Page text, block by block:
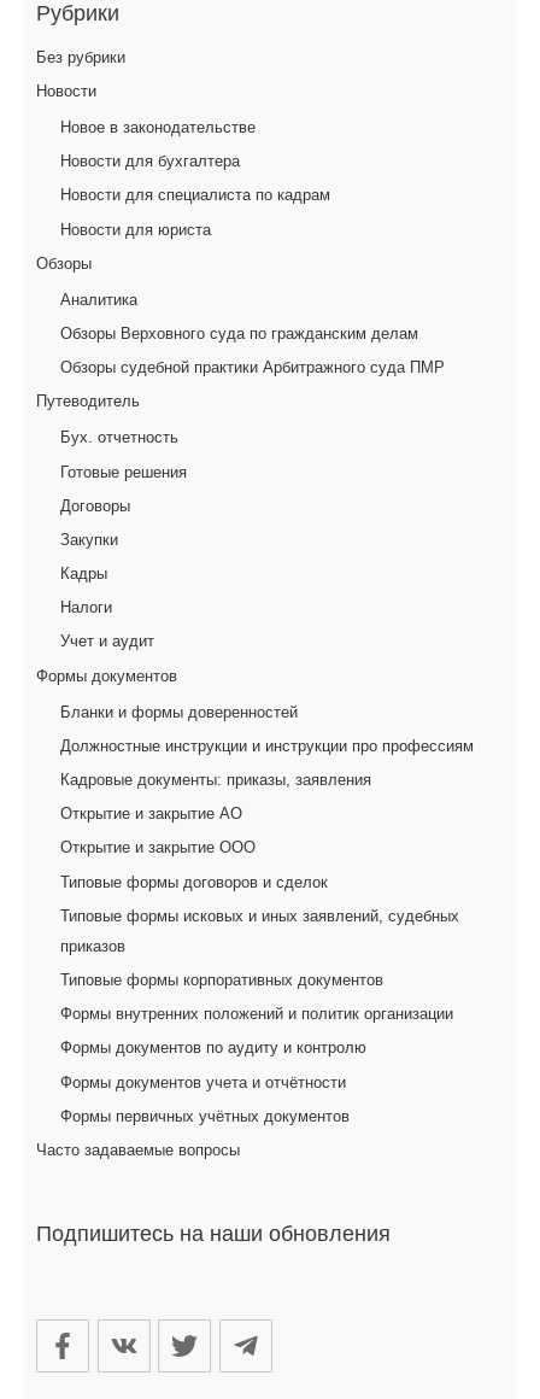
Рубрики
Без рубрики
Новости
Новое в законодательстве
Новости для бухгалтера
Новости для специалиста по кадрам
Новости для юриста
Обзоры
Аналитика
Обзоры Верховного суда по гражданским делам
Обзоры судебной практики Арбитражного суда ПМР
Путеводитель
Бух. отчетность
Готовые решения
Договоры
Закупки
Кадры
Налоги
Учет и аудит
Формы документов
Бланки и формы доверенностей
Должностные инструкции и инструкции про профессиям
Кадровые документы: приказы, заявления
Открытие и закрытие АО
Открытие и закрытие ООО
Типовые формы договоров и сделок
Типовые формы исковых и иных заявлений, судебных
приказов
Типовые формы корпоративных документов
Формы внутренних положений и политик организации
Формы документов по аудиту и контролю
Формы документов учета и отчётности
Формы первичных учётных документов
Часто задаваемые вопросы
Подпишитесь на наши обновления